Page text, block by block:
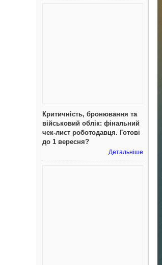
Критичність, бронювання та
військовий облік: фінальний
чек-лист роботодавця. Готові
до 1 вересня?
Детальніше